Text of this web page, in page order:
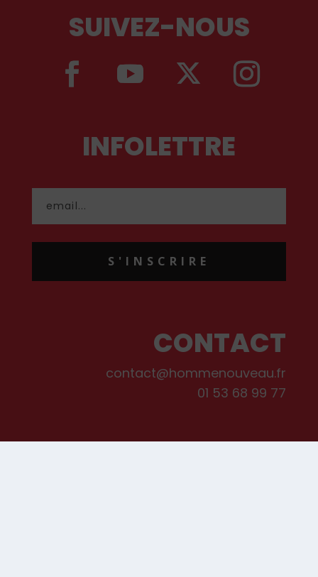
SUIVEZ-NOUS
INFOLETTRE
S'INSCRIRE
CONTACT
contact@hommenouveau.fr
01 53 68 99 77